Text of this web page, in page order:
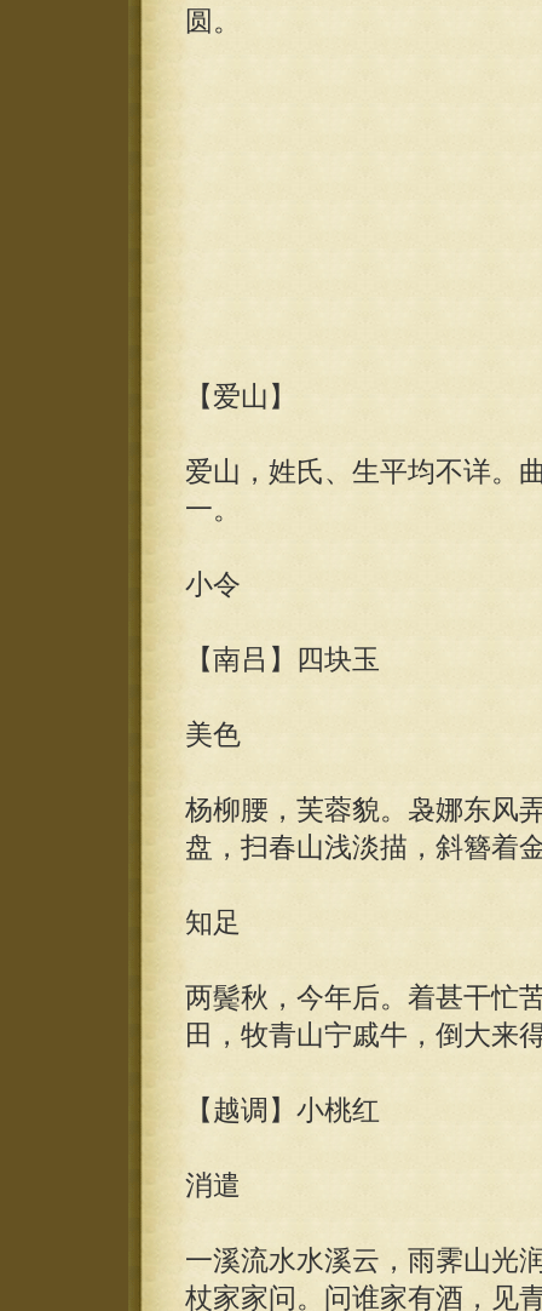
圆。
【爱山】
爱山，姓氏、生平均不详。
一。
小令
【南吕】四块玉
美色
杨柳腰，芙蓉貌。袅娜东风
盘，扫春山浅淡描，斜簪着
知足
两鬓秋，今年后。着甚干忙
田，牧青山宁戚牛，倒大来
【越调】小桃红
消遣
一溪流水水溪云，雨霁山光
杖家家问。问谁家有酒，见